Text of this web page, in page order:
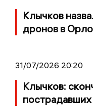
Клычков
дронов в
31/07/2026 20:20
Клычков: